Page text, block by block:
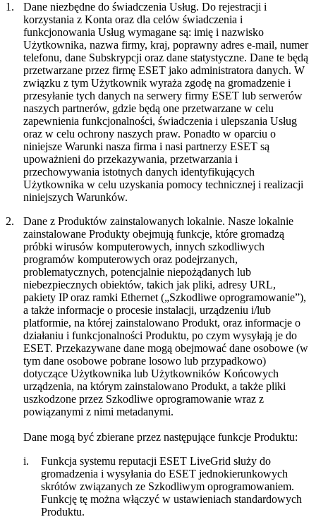
1. Dane niezbędne do świadczenia Usług. Do rejestracji i
korzystania z Konta oraz dla celów świadczenia i
funkcjonowania Usług wymagane są: imię i nazwisko
Użytkownika, nazwa firmy, kraj, poprawny adres e-mail, numer
telefonu, dane Subskrypcji oraz dane statystyczne. Dane te będą
przetwarzane przez firmę ESET jako administratora danych. W
związku z tym Użytkownik wyraża zgodę na gromadzenie i
przesyłanie tych danych na serwery firmy ESET lub serwerów
naszych partnerów, gdzie będą one przetwarzane w celu
zapewnienia funkcjonalności, świadczenia i ulepszania Usług
oraz w celu ochrony naszych praw. Ponadto w oparciu o
niniejsze Warunki nasza firma i nasi partnerzy ESET są
upoważnieni do przekazywania, przetwarzania i
przechowywania istotnych danych identyfikujących
Użytkownika w celu uzyskania pomocy technicznej i realizacji
niniejszych Warunków.
2.
Dane z Produktów zainstalowanych lokalnie. Nasze lokalnie
zainstalowane Produkty obejmują funkcje, które gromadzą
próbki wirusów komputerowych, innych szkodliwych
programów komputerowych oraz podejrzanych,
problematycznych, potencjalnie niepożądanych lub
niebezpiecznych obiektów, takich jak pliki, adresy URL,
pakiety IP oraz ramki Ethernet („Szkodliwe oprogramowanie”),
a także informacje o procesie instalacji, urządzeniu i/lub
platformie, na której zainstalowano Produkt, oraz informacje o
działaniu i funkcjonalności Produktu, po czym wysyłają je do
ESET. Przekazywane dane mogą obejmować dane osobowe (w
tym dane osobowe pobrane losowo lub przypadkowo)
dotyczące Użytkownika lub Użytkowników Końcowych
urządzenia, na którym zainstalowano Produkt, a także pliki
uszkodzone przez Szkodliwe oprogramowanie wraz z
powiązanymi z nimi metadanymi.
Dane mogą być zbierane przez następujące funkcje Produktu:
i.
Funkcja systemu reputacji ESET LiveGrid służy do
gromadzenia i wysyłania do ESET jednokierunkowych
skrótów związanych ze Szkodliwym oprogramowaniem.
Funkcję tę można włączyć w ustawieniach standardowych
Produktu.